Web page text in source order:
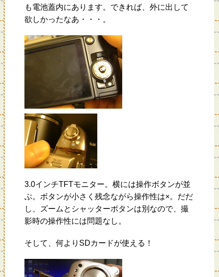
も電池蓋内にあります。できれば、外に出して
欲しかったなあ・・・。
3.0インチTFTモニター。横には操作ボタンが並
ぶ。ボタンが小さく残念ながら操作性は×。だだ
し、ズームとシャッターボタンは別なので、撮
影時の操作性には問題なし。
そして、何よりSDカードが使える！